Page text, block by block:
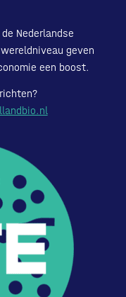
Nederlandse
geven
een boost.